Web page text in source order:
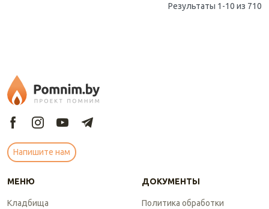
Результаты 1-10 из 710
Напишите нам
МЕНЮ
Кладбища
ДОКУМЕНТЫ
Политика обработки